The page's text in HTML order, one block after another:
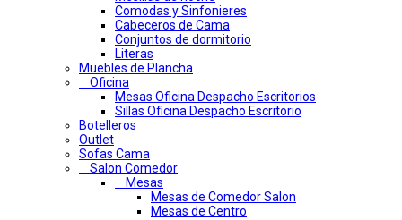
Comodas y Sinfonieres
Cabeceros de Cama
Conjuntos de dormitorio
Literas
Muebles de Plancha
Oficina
Mesas Oficina Despacho Escritorios
Sillas Oficina Despacho Escritorio
Botelleros
Outlet
Sofas Cama
Salon Comedor
Mesas
Mesas de Comedor Salon
Mesas de Centro